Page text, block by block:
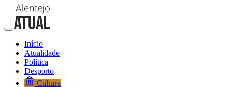
Início
Atualidade
Política
Desporto
Cultura